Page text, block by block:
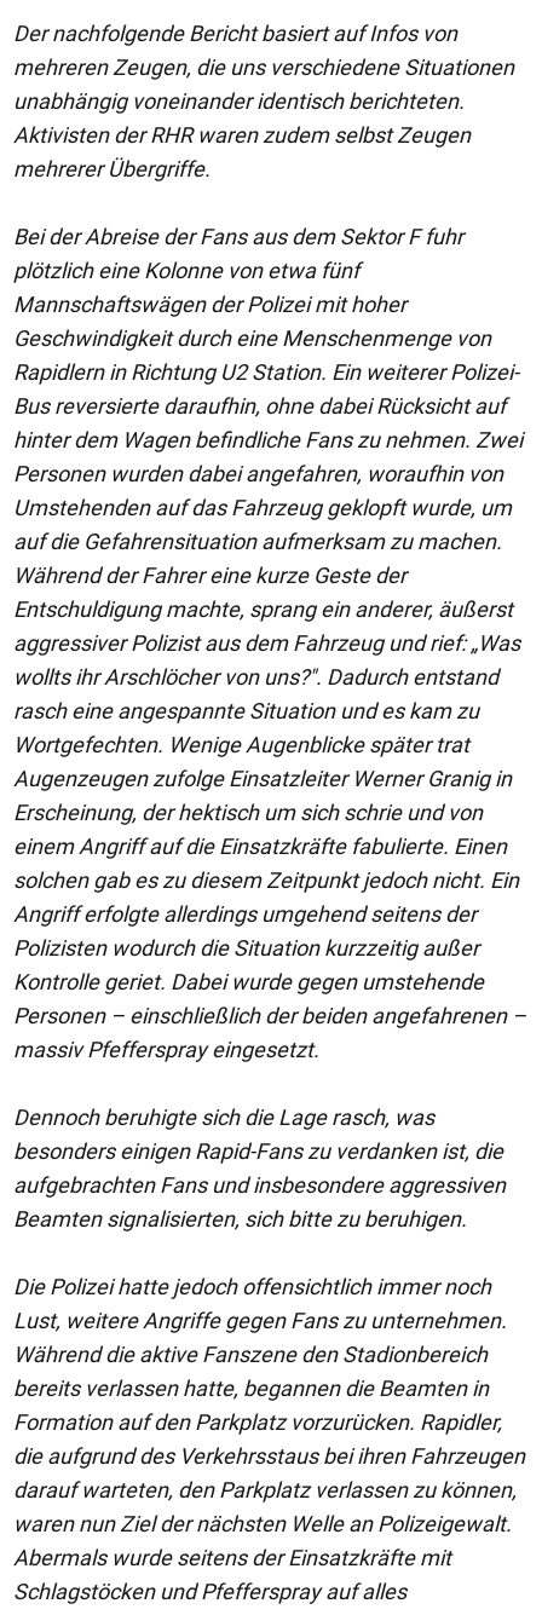
Der nachfolgende Bericht basiert auf Infos von
mehreren Zeugen, die uns verschiedene Situationen
unabhängig voneinander identisch berichteten.
Aktivisten der RHR waren zudem selbst Zeugen
mehrerer Übergriffe.
Bei der Abreise der Fans aus dem Sektor F fuhr
plötzlich eine Kolonne von etwa fünf
Mannschaftswägen der Polizei mit hoher
Geschwindigkeit durch eine Menschenmenge von
Rapidlern in Richtung U2 Station. Ein weiterer Polizei-
Bus reversierte daraufhin, ohne dabei Rücksicht auf
hinter dem Wagen befindliche Fans zu nehmen. Zwei
Personen wurden dabei angefahren, woraufhin von
Umstehenden auf das Fahrzeug geklopft wurde, um
auf die Gefahrensituation aufmerksam zu machen.
Während der Fahrer eine kurze Geste der
Entschuldigung machte, sprang ein anderer, äußerst
aggressiver Polizist aus dem Fahrzeug und rief: „Was
wollts ihr Arschlöcher von uns?". Dadurch entstand
rasch eine angespannte Situation und es kam zu
Wortgefechten. Wenige Augenblicke später trat
Augenzeugen zufolge Einsatzleiter Werner Granig in
Erscheinung, der hektisch um sich schrie und von
einem Angriff auf die Einsatzkräfte fabulierte. Einen
solchen gab es zu diesem Zeitpunkt jedoch nicht. Ein
Angriff erfolgte allerdings umgehend seitens der
Polizisten wodurch die Situation kurzzeitig außer
Kontrolle geriet. Dabei wurde gegen umstehende
Personen – einschließlich der beiden angefahrenen –
massiv Pfefferspray eingesetzt.
Dennoch beruhigte sich die Lage rasch, was
besonders einigen Rapid-Fans zu verdanken ist, die
aufgebrachten Fans und insbesondere aggressiven
Beamten signalisierten, sich bitte zu beruhigen.
Die Polizei hatte jedoch offensichtlich immer noch
Lust, weitere Angriffe gegen Fans zu unternehmen.
Während die aktive Fanszene den Stadionbereich
bereits verlassen hatte, begannen die Beamten in
Formation auf den Parkplatz vorzurücken. Rapidler,
die aufgrund des Verkehrsstaus bei ihren Fahrzeugen
darauf warteten, den Parkplatz verlassen zu können,
waren nun Ziel der nächsten Welle an Polizeigewalt.
Abermals wurde seitens der Einsatzkräfte mit
Schlagstöcken und Pfefferspray auf alles